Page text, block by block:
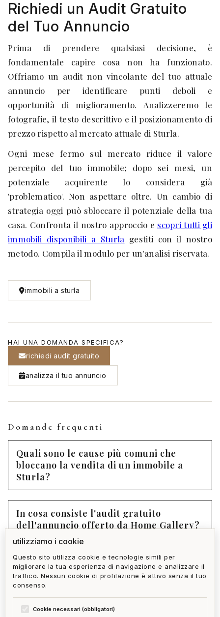
Richiedi un Audit Gratuito
del Tuo Annuncio
Prima di prendere qualsiasi decisione, è
fondamentale capire cosa non ha funzionato.
Offriamo un audit non vincolante del tuo attuale
annuncio per identificare punti deboli e
opportunità di miglioramento. Analizzeremo le
fotografie, il testo descrittivo e il posizionamento di
prezzo rispetto al mercato attuale di Sturla.
Ogni mese fermo sul mercato riduce il valore
percepito del tuo immobile; dopo sei mesi, un
potenziale acquirente lo considera già
'problematico'. Non aspettare oltre. Un cambio di
strategia oggi può sbloccare il potenziale della tua
casa. Confronta il nostro approccio e scopri tutti gli
immobili disponibili a Sturla gestiti con il nostro
metodo. Compila il modulo per un'analisi riservata.
immobili a sturla
HAI UNA DOMANDA SPECIFICA?
richiedi audit gratuito
analizza il tuo annuncio
Domande frequenti
Quali sono le cause più comuni che
bloccano la vendita di un immobile a
Sturla?
In cosa consiste l'audit gratuito
dell'annuncio offerto da Home Gallery?
Qual è il tempo medio di vendita di
Home Gallery dopo il cambio di
mandato?
utilizziamo i cookie
Questo sito utilizza cookie e tecnologie simili per
migliorare la tua esperienza di navigazione e analizzare il
traffico. Nessun cookie di profilazione è attivo senza il tuo
consenso.
Cookie necessari (obbligatori)